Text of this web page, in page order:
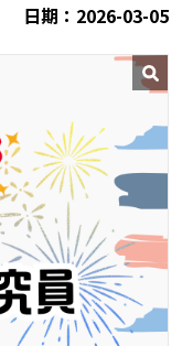
日期：2026-03-05